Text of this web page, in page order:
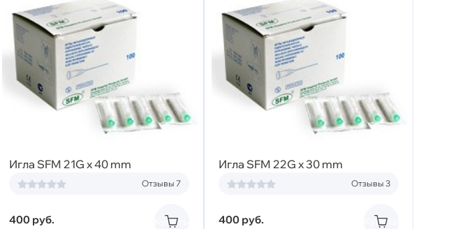
Игла SFM 21G x 40 mm
Отзывы 7
400 руб. Купить
Игла SFM 22G x 30 mm
Отзывы 3
400 руб. Купить